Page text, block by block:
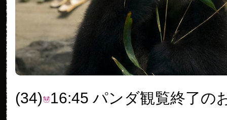
(34) 16:45 パンダ観覧終了の